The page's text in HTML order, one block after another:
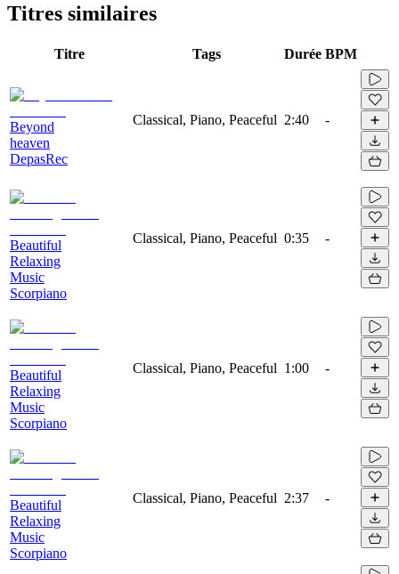
Titres similaires
Titre Tags Durée BPM
Beyond
heaven
DepasRec
Classical, Piano, Peaceful 2:40 -
Beautiful
Relaxing
Music
Scorpiano
Classical, Piano, Peaceful 0:35 -
Beautiful
Relaxing
Music
Scorpiano
Classical, Piano, Peaceful 1:00 -
Beautiful
Relaxing
Music
Scorpiano
Classical, Piano, Peaceful 2:37 -